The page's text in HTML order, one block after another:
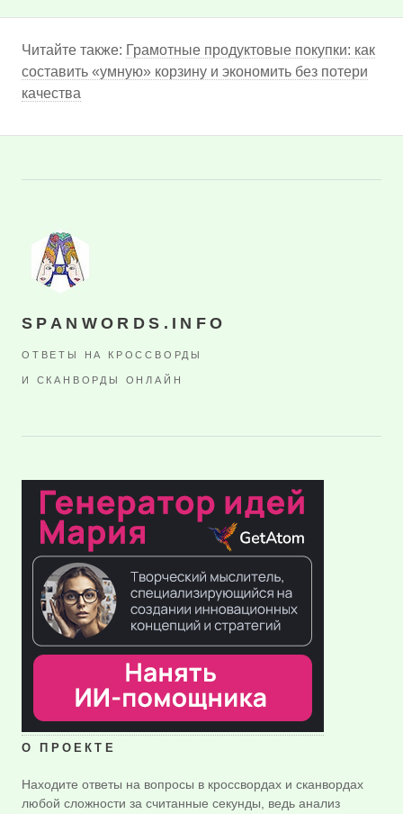
Читайте также: Грамотные продуктовые покупки: как
составить «умную» корзину и экономить без потери
качества
SPANWORDS.INFO
ОТВЕТЫ НА КРОССВОРДЫ
И СКАНВОРДЫ ОНЛАЙН
О ПРОЕКТЕ
Находите ответы на вопросы в кроссвордах и сканвордах
любой сложности за считанные секунды, ведь анализ